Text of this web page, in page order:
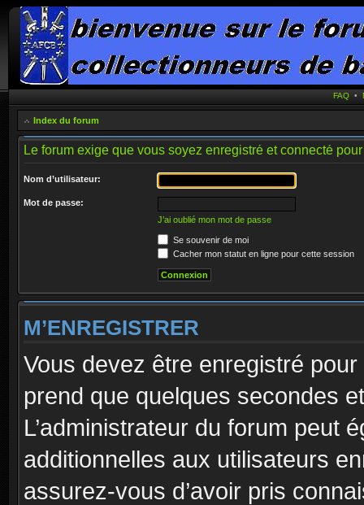
FAQ •
Index du forum
Le forum exige que vous soyez enregistré et connecté
Nom d’utilisateur:
Mot de passe:
J’ai oublié mon mot de passe
Se souvenir de moi
Cacher mon statut en ligne pour cette session
M’ENREGISTRER
Vous devez être enregistré
prend que quelques secondes
L’administrateur du forum peut
additionnelles aux utilisateurs
assurez-vous d’avoir pris